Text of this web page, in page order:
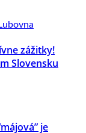
zážitky!
Slovensku
je